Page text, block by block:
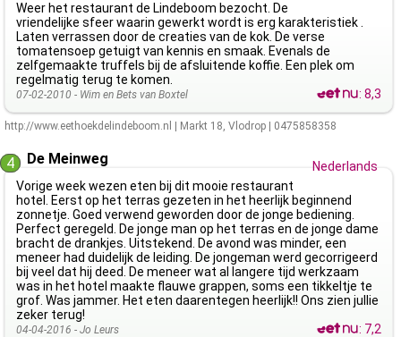
Weer het restaurant de Lindeboom bezocht. De
vriendelijke sfeer waarin gewerkt wordt is erg karakteristiek .
Laten verrassen door de creaties van de kok. De verse
tomatensoep getuigt van kennis en smaak. Evenals de
zelfgemaakte truffels bij de afsluitende koffie. Een plek om
regelmatig terug te komen.
07-02-2010 - Wim en Bets van Boxtel :8,3
http://www.eethoekdelindeboom.nl Markt 18, Vlodrop 0475858358
4 De Meinweg
Nederlands
Vorige week wezen eten bij dit mooie restaurant
hotel. Eerst op het terras gezeten in het heerlijk beginnend
zonnetje. Goed verwend geworden door de jonge bediening.
Perfect geregeld. De jonge man op het terras en de jonge dame
bracht de drankjes. Uitstekend. De avond was minder, een
meneer had duidelijk de leiding. De jongeman werd gecorrigeerd
bij veel dat hij deed. De meneer wat al langere tijd werkzaam
was in het hotel maakte flauwe grappen, soms een tikkeltje te
grof. Was jammer. Het eten daarentegen heerlijk!! Ons zien jullie
zeker terug!
04-04-2016 - Jo Leurs : 7,2